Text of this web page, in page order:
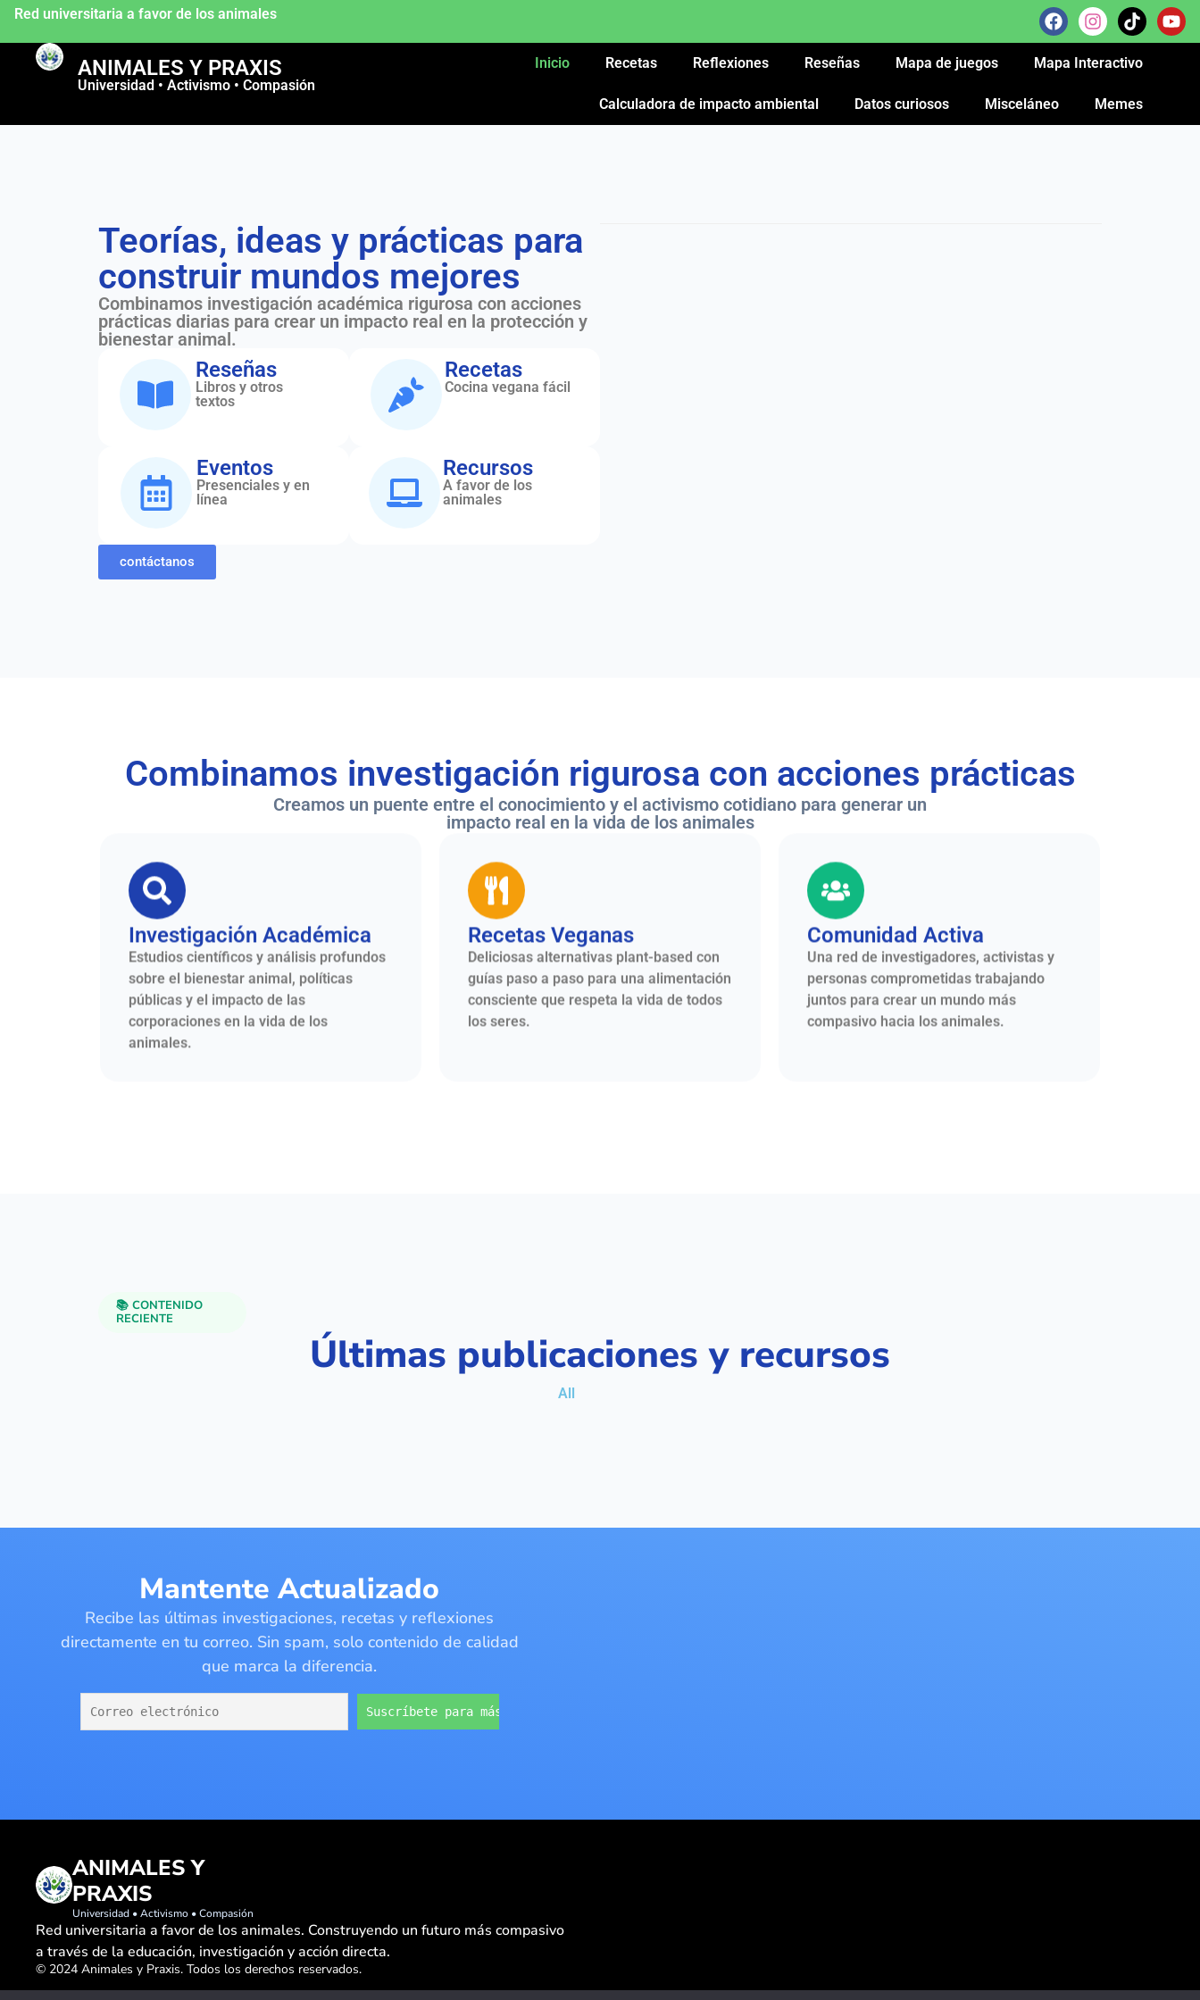
Red universitaria a favor de los animales
ANIMALES Y PRAXIS
Universidad • Activismo • Compasión
Inicio Recetas Reflexiones Reseñas Mapa de juegos Mapa Interactivo
Calculadora de impacto ambiental Datos curiosos Misceláneo Memes
Teorías, ideas y prácticas para
construir mundos mejores
Combinamos investigación académica rigurosa con acciones
prácticas diarias para crear un impacto real en la protección y
bienestar animal.
Reseñas
Libros y otros
textos
Recetas
Cocina vegana fácil
Eventos
Presenciales y en
línea
Recursos
A favor de los
animales
contáctanos
Combinamos investigación rigurosa con acciones prácticas
Creamos un puente entre el conocimiento y el activismo cotidiano para generar un
impacto real en la vida de los animales
Investigación Académica
Estudios científicos y análisis profundos
sobre el bienestar animal, políticas
públicas y el impacto de las
corporaciones en la vida de los
animales.
Recetas Veganas
Deliciosas alternativas plant-based con
guías paso a paso para una alimentación
consciente que respeta la vida de todos
los seres.
Comunidad Activa
Una red de investigadores, activistas y
personas comprometidas trabajando
juntos para crear un mundo más
compasivo hacia los animales.
📚 CONTENIDO
RECIENTE
Últimas publicaciones y recursos
All
Mantente Actualizado
Recibe las últimas investigaciones, recetas y reflexiones
directamente en tu correo. Sin spam, solo contenido de calidad
que marca la diferencia.
ANIMALES Y
PRAXIS
Universidad • Activismo • Compasión
Red universitaria a favor de los animales. Construyendo un futuro más compasivo
a través de la educación, investigación y acción directa.
© 2024 Animales y Praxis. Todos los derechos reservados.